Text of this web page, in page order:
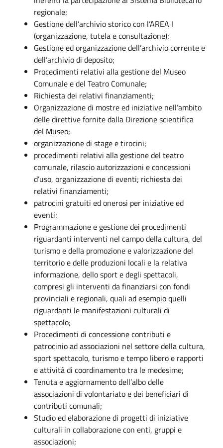
regionale;
Gestione dell’archivio storico con l’AREA I
(organizzazione, tutela e consultazione);
Gestione ed organizzazione dell’archivio corrente e
dell’archivio di deposito;
Procedimenti relativi alla gestione del Museo
Comunale e del Teatro Comunale;
Richiesta dei relativi finanziamenti;
Organizzazione di mostre ed iniziative nell’ambito
delle direttive fornite dalla Direzione scientifica
del Museo;
organizzazione di stage e tirocini;
procedimenti relativi alla gestione del teatro
comunale, rilascio autorizzazioni e concessioni
d’uso, organizzazione di eventi; richiesta dei
relativi finanziamenti;
patrocini gratuiti ed onerosi per iniziative ed
eventi;
Programmazione e gestione dei procedimenti
riguardanti interventi nel campo della cultura, del
turismo e della promozione e valorizzazione del
territorio e delle produzioni locali e la relativa
informazione, dello sport e degli spettacoli,
compresi gli interventi da finanziarsi con fondi
provinciali e regionali, quali ad esempio quelli
riguardanti le manifestazioni culturali di
spettacolo;
Procedimenti di concessione contributi e
patrocinio ad associazioni nel settore della cultura,
sport spettacolo, turismo e tempo libero e rapporti
e attività di coordinamento tra le medesime;
Tenuta e aggiornamento dell’albo delle
associazioni di volontariato e dei beneficiari di
contributi comunali;
Studio ed elaborazione di progetti di iniziative
culturali in collaborazione con enti, gruppi e
associazioni;